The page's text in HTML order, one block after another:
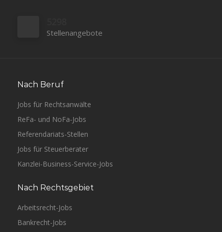
Stellenangebote
Nach Beruf
Jobs für Rechtsanwälte
ReFa- und NoFa-Jobs
Referendariats-Stellen
Jobs für Steuerberater
Kanzlei-Business-Service-Jobs
Nach Rechtsgebiet
Arbeitsrecht-Jobs
Bankrecht-Jobs